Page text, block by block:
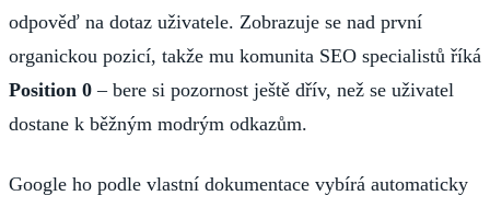
odpověď na dotaz uživatele. Zobrazuje se nad první
organickou pozicí, takže mu komunita SEO specialistů říká
Position 0 – bere si pozornost ještě dřív, než se uživatel
dostane k běžným modrým odkazům.
Google ho podle vlastní dokumentace vybírá automaticky